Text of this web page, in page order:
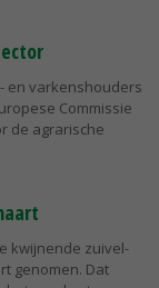
en varkenshouders
Commissie
de agrarische
kwijnende zuivel-
genomen. Dat